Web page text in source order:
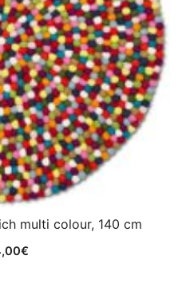
multi colour, 140 cm
€